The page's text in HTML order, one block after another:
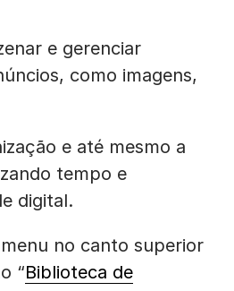
e gerenciar
como imagens,
e até mesmo a
tempo e
digital.
no canto superior
“Biblioteca de